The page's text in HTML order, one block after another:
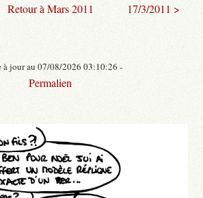
Retour à Mars 2011 17/3/2011 >
à jour au 07/08/2026 03:10:26 -
Permalien